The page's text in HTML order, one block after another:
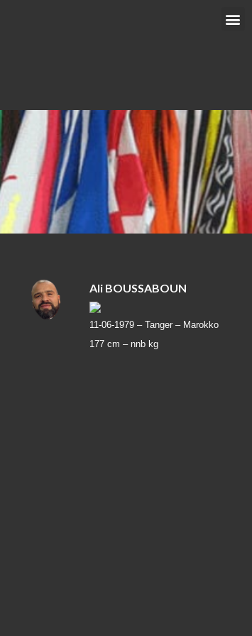
Ali BOUSSABOUN
11-06-1979 –Tanger – Marokko
177 cm – nnb kg